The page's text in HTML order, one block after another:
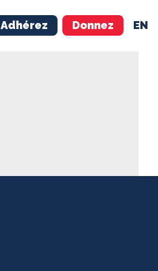
Adhérez Donnez EN